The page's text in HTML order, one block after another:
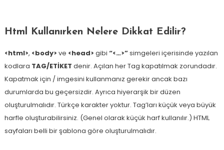
Html Kullanırken Nelere Dikkat Edilir?
<html>, <body> ve <head> gibi “<…>”simgeleri içerisinde yazılan
kodlara TAG/ETİKET denir. Açılan her Tag kapatılmak zorundadır.
Kapatmak için / imgesini kullanmanız gerekir ancak bazı
durumlarda bu geçersizdir. Ayrıca hiyerarşik bir düzen
oluşturulmalıdır. Türkçe karakter yoktur. Tag’ları küçük veya büyük
harfle oluşturabilirsiniz. (Genel olarak küçük harf kullanılır.) HTML
sayfaları belli bir şablona göre oluşturulmalıdır.